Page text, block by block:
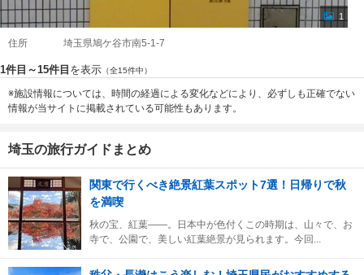
1
住所 埼玉県鳩ケ谷市南5-1-7
1件目～15件目 を表示 （全15件中）
※施設情報については、時間の経過による変化などにより、必ずしも正確でない
情報が当サイトに掲載されている可能性もあります。
埼玉の旅行ガイドまとめ
関東で行くべき絶景紅葉スポット7選！日帰りで秋
を満喫
秋の宝、紅葉――。日本中が色付くこの時期は、山々で、お
寺で、公園で、美しい紅葉絶景が見られます。今回...